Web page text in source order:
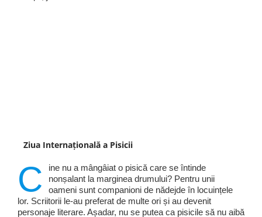
Ziua Internațională a Pisicii
C
ine nu a mângâiat o pisică care se întinde
nonșalant la marginea drumului? Pentru unii
oameni sunt companioni de nădejde în locuințele
lor. Scriitorii le-au preferat de multe ori și au devenit
personaje literare. Așadar, nu se putea ca pisicile să nu aibă